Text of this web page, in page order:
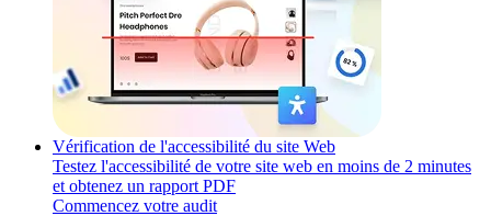
Vérification de l'accessibilité du site Web
Testez l'accessibilité de votre site web en moins de 2 minutes
et obtenez un rapport PDF
Commencez votre audit